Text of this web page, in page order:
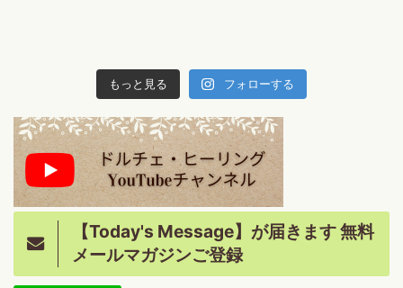
もっと見る フォローする
【Today's Message】が届きます 無料
メールマガジンご登録